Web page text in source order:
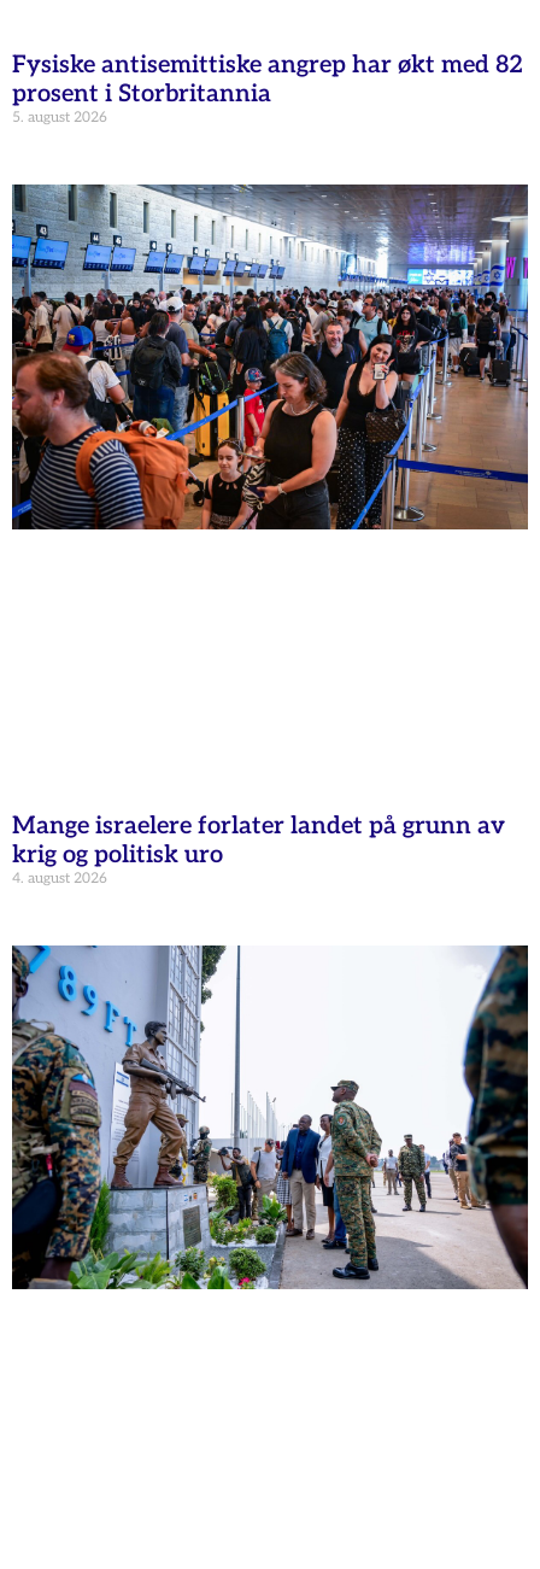
Fysiske antisemittiske angrep har økt med 82
prosent i Storbritannia
5. august 2026
Mange israelere forlater landet på grunn av
krig og politisk uro
4. august 2026